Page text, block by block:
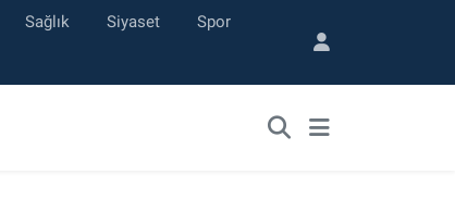
Sağlık Siyaset Spor